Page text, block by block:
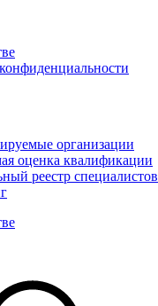
организации
оценка квалификации
реестр специалистов